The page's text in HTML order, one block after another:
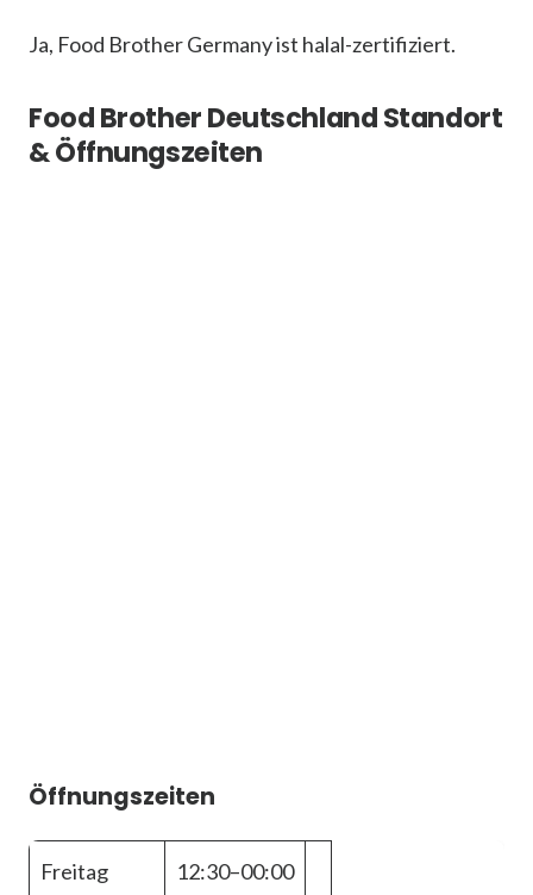
Ja, Food Brother Germany ist halal-zertifiziert.
Food Brother Deutschland Standort
& Öffnungszeiten
Öffnungszeiten
Freitag 12:30–00:00